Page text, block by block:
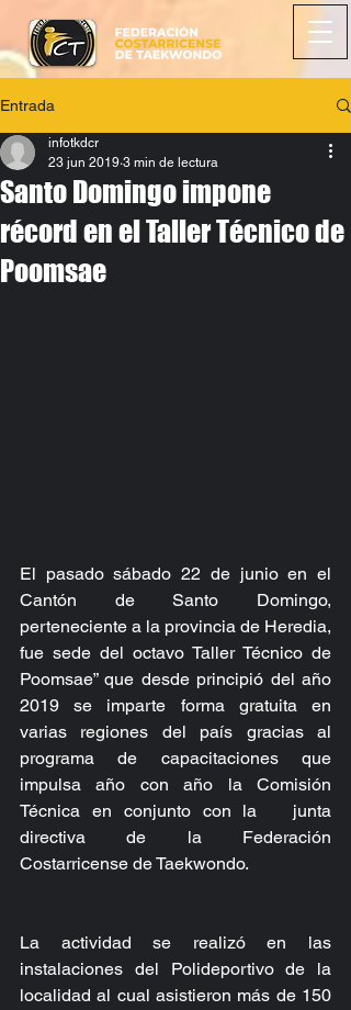
Entrada
Santo Domingo impone
récord en el Taller Técnico de
Poomsae
infotkdcr
23 jun 2019 3 min de lectura
El pasado sábado 22 de junio en el
Cantón de Santo Domingo,
perteneciente a la provincia de Heredia,
fue sede del octavo Taller Técnico de
Poomsae” que desde principió del año
2019 se imparte forma gratuita en
varias regiones del país gracias al
programa de capacitaciones que
impulsa año con año la Comisión
Técnica en conjunto con la   junta
directiva de la Federación
Costarricense de Taekwondo.
La actividad se realizó en las
instalaciones del Polideportivo de la
localidad al cual asistieron más de 150